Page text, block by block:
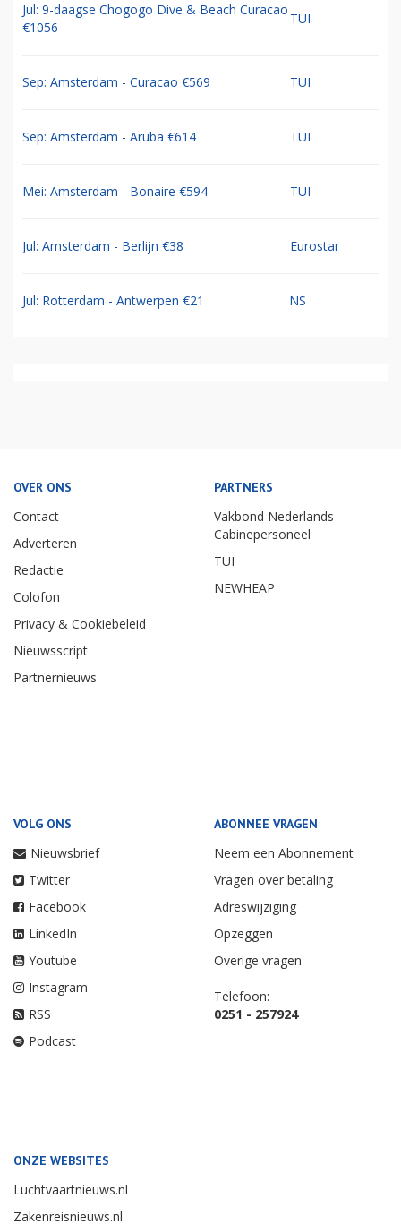
Jul: 9-daagse Chogogo Dive & Beach Curacao
€1056
TUI
Sep: Amsterdam - Curacao €569 TUI
Sep: Amsterdam - Aruba €614 TUI
Mei: Amsterdam - Bonaire €594 TUI
Jul: Amsterdam - Berlijn €38 Eurostar
Jul: Rotterdam - Antwerpen €21 NS
OVER ONS
Contact
Adverteren
Redactie
Colofon
Privacy & Cookiebeleid
Nieuwsscript
Partnernieuws
PARTNERS
Vakbond Nederlands
Cabinepersoneel
TUI
NEWHEAP
VOLG ONS
Nieuwsbrief
Twitter
Facebook
LinkedIn
Youtube
Instagram
RSS
Podcast
ABONNEE VRAGEN
Neem een Abonnement
Vragen over betaling
Adreswijziging
Opzeggen
Overige vragen
Telefoon:
0251 - 257924
ONZE WEBSITES
Luchtvaartnieuws.nl
Zakenreisnieuws.nl